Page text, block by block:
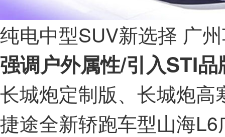
纯电中型SUV新选择 广
强调户外属性/引入STI
长城炮定制版、长城炮
捷途全新轿跑车型山海